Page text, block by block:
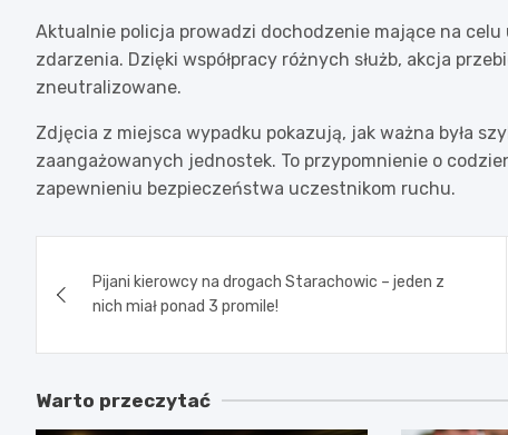
Aktualnie policja prowadzi dochodzenie mające na
zdarzenia. Dzięki współpracy różnych służb, akcja
zneutralizowane.
Zdjęcia z miejsca wypadku pokazują, jak ważna była
zaangażowanych jednostek. To przypomnienie o
zapewnieniu bezpieczeństwa uczestnikom ruchu.
wpisuPijani kierowcy na drogach Starachowic – jeden z
nich miał ponad 3 promile!
Warto przeczytać